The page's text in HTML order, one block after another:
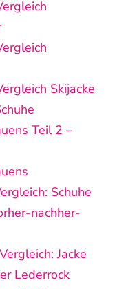
Skijacke
Teil 2 –
Schuhe
nachher-
Jacke
Lederrock